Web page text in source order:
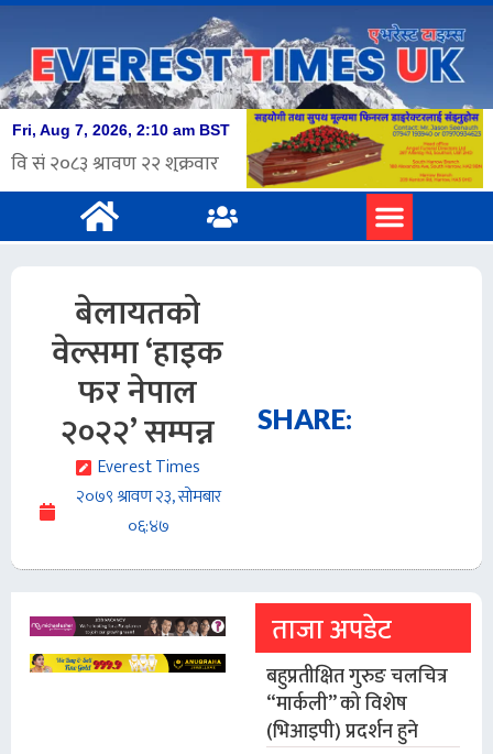
बेलायतको
वेल्समा ‘हाइक
फर नेपाल
२०२२’ सम्पन्न
Everest Times
२०७९ श्रावण २३, सोमबार
०६:४७
SHARE:
ताजा अपडेट
बहुप्रतीक्षित गुरुङ चलचित्र
“मार्कली” को विशेष
(भिआइपी) प्रदर्शन हुने